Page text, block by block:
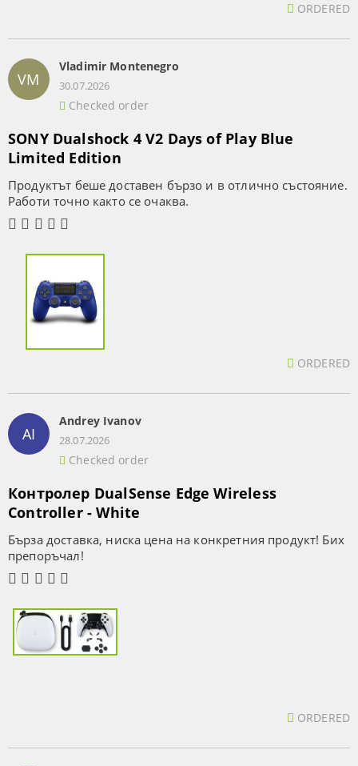
ORDERED
VM
Vladimir Montenegro
30.07.2026
Checked order
SONY Dualshock 4 V2 Days of Play Blue
Limited Edition
Продуктът беше доставен бързо и в отлично състояние.
Работи точно както се очаква.
ORDERED
AI
Andrey Ivanov
28.07.2026
Checked order
Контролер DualSense Edge Wireless
Controller - White
Бърза доставка, ниска цена на конкретния продукт! Бих
препоръчал!
ORDERED